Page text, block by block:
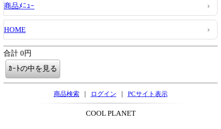
商品ﾒﾆｭｰ
HOME
合計 0円
商品検索 | ログイン | PCサイト表示
COOL PLANET